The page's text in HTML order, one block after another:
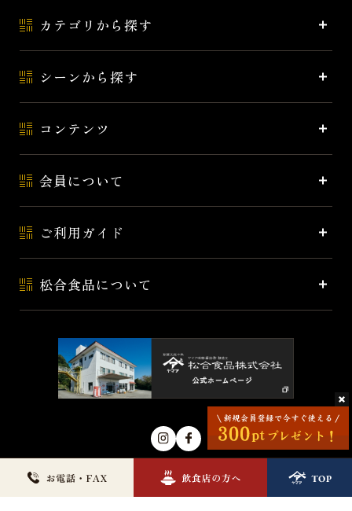
カテゴリから探す
シーンから探す
コンテンツ
会員について
ご利用ガイド
松合食品について
© MATSUAI FOODS CORPORATION.